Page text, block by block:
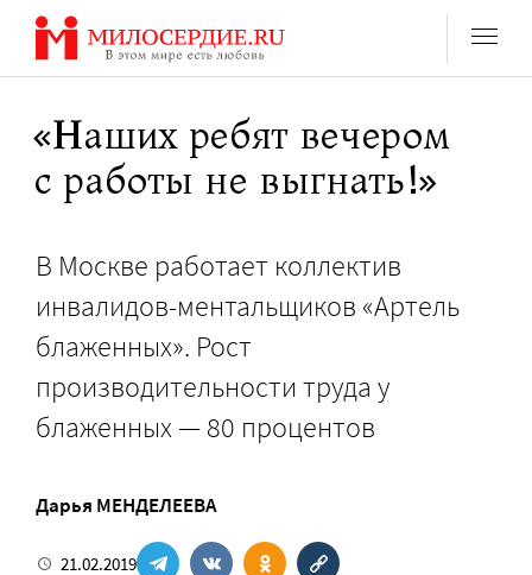
Перейти
содержанию
«Наших ребят вечером
с работы не выгнать!»
В Москве работает коллектив
инвалидов-ментальщиков «Артель
блаженных». Рост
производительности труда у
блаженных — 80 процентов
Дарья МЕНДЕЛЕЕВА
21.02.2019